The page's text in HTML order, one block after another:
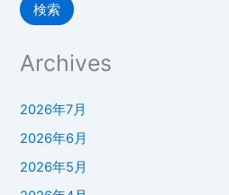
検索
Archives
2026年7月
2026年6月
2026年5月